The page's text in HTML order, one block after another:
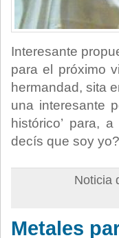
Interesante
para el próximo
hermandad, sita
una interesante
histórico’ para,
decís que soy
Noticia
Metales